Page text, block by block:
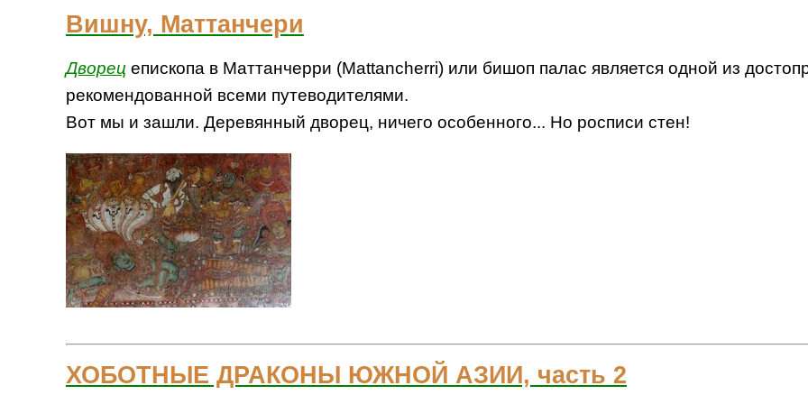
Вишну, Маттанчери
Дворецепископа в Маттанчерри (Mattancherri) или бишоп палас является одной из
рекомендованной всеми путеводителями.
Вот мы и зашли. Деревянный дворец, ничего особенного... Но росписи стен!
ХОБОТНЫЕ ДРАКОНЫ ЮЖНОЙ АЗИИ, часть 2